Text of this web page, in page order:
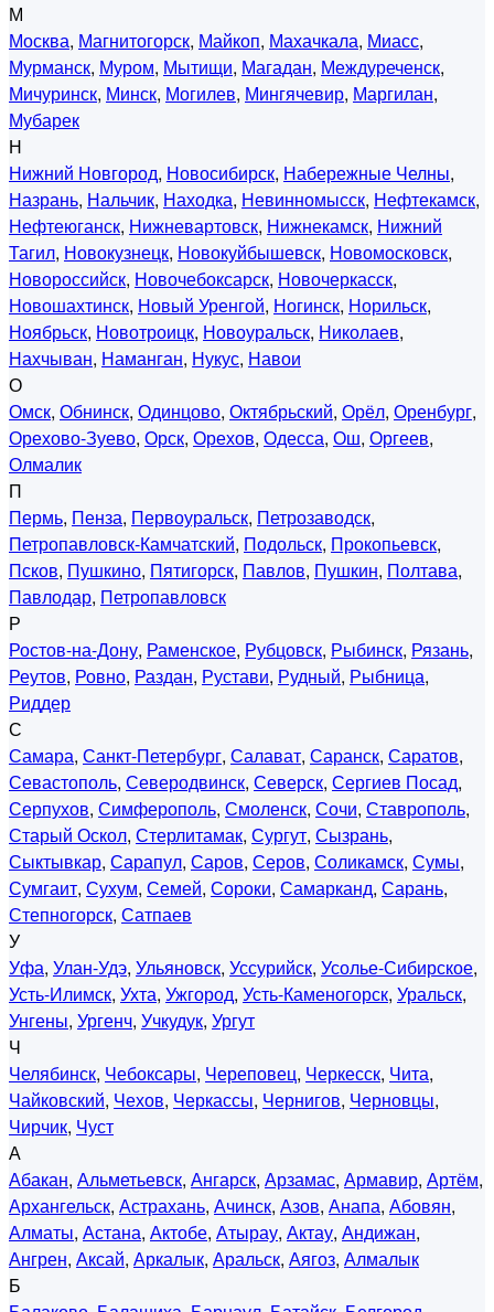
М
Москва, Магнитогорск, Майкоп, Махачкала, Миасс,
Мурманск, Муром, Мытищи, Магадан, Междуреченск,
Мичуринск, Минск, Могилев, Мингячевир, Маргилан,
Мубарек
Н
Нижний Новгород, Новосибирск, Набережные Челны,
Назрань, Нальчик, Находка, Невинномысск, Нефтекамск,
Нефтеюганск, Нижневартовск, Нижнекамск, Нижний
Тагил, Новокузнецк, Новокуйбышевск, Новомосковск,
Новороссийск, Новочебоксарск, Новочеркасск,
Новошахтинск, Новый Уренгой, Ногинск, Норильск,
Ноябрьск, Новотроицк, Новоуральск, Николаев,
Нахчыван, Наманган, Нукус, Навои
О
Омск, Обнинск, Одинцово, Октябрьский, Орёл, Оренбург,
Орехово-Зуево, Орск, Орехов, Одесса, Ош, Оргеев,
Олмалик
П
Пермь, Пенза, Первоуральск, Петрозаводск,
Петропавловск-Камчатский, Подольск, Прокопьевск,
Псков, Пушкино, Пятигорск, Павлов, Пушкин, Полтава,
Павлодар, Петропавловск
Р
Ростов-на-Дону, Раменское, Рубцовск, Рыбинск, Рязань,
Реутов, Ровно, Раздан, Рустави, Рудный, Рыбница,
Риддер
С
Самара, Санкт-Петербург, Салават, Саранск, Саратов,
Севастополь, Северодвинск, Северск, Сергиев Посад,
Серпухов, Симферополь, Смоленск, Сочи, Ставрополь,
Старый Оскол, Стерлитамак, Сургут, Сызрань,
Сыктывкар, Сарапул, Саров, Серов, Соликамск, Сумы,
Сумгаит, Сухум, Семей, Сороки, Самарканд, Сарань,
Степногорск, Сатпаев
У
Уфа, Улан-Удэ, Ульяновск, Уссурийск, Усолье-Сибирское,
Усть-Илимск, Ухта, Ужгород, Усть-Каменогорск, Уральск,
Унгены, Ургенч, Учкудук, Ургут
Ч
Челябинск, Чебоксары, Череповец, Черкесск, Чита,
Чайковский, Чехов, Черкассы, Чернигов, Черновцы,
Чирчик, Чуст
А
Абакан, Альметьевск, Ангарск, Арзамас, Армавир, Артём,
Архангельск, Астрахань, Ачинск, Азов, Анапа, Абовян,
Алматы, Астана, Актобе, Атырау, Актау, Андижан,
Ангрен, Аксай, Аркалык, Аральск, Аягоз, Алмалык
Б